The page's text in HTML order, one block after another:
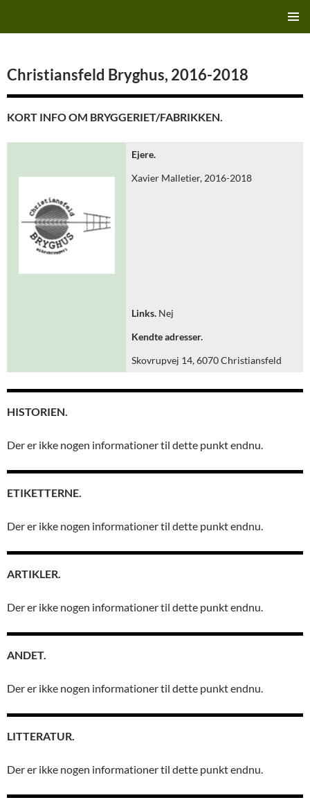
Christiansfeld Bryghus, 2016-2018
KORT INFO OM BRYGGERIET/FABRIKKEN.
Ejere.
Xavier Malletier, 2016-2018
Links. Nej
Kendte adresser.
Skovrupvej 14, 6070 Christiansfeld
HISTORIEN.
Der er ikke nogen informationer til dette punkt endnu.
ETIKETTERNE.
Der er ikke nogen informationer til dette punkt endnu.
ARTIKLER.
Der er ikke nogen informationer til dette punkt endnu.
ANDET.
Der er ikke nogen informationer til dette punkt endnu.
LITTERATUR.
Der er ikke nogen informationer til dette punkt endnu.